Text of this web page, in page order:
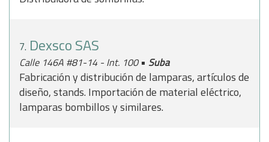
7. Dexsco SAS
Calle 146A #81-14 - Int. 100 • Suba
Fabricación y distribución de lamparas, artículos de
diseño, stands. Importación de material eléctrico,
lamparas bombillos y similares.